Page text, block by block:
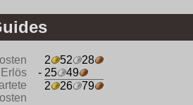
2 52
28
- 25
49
2 26 79